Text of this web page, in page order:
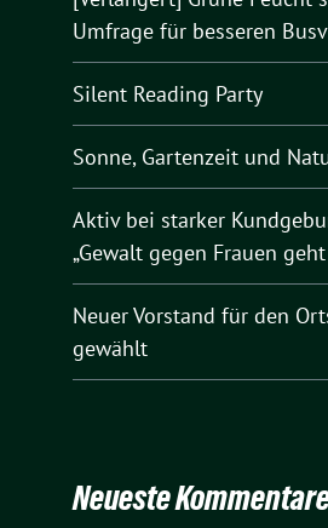
Umfrage für besseren
Silent Reading Party
Sonne, Gartenzeit und
Aktiv bei starker
„Gewalt gegen Frauen
Neuer Vorstand für den
gewählt
Neueste